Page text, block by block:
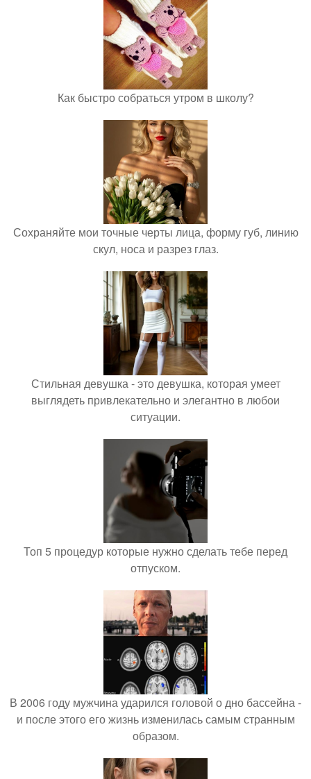
Как быстро собраться утром в школу?
Сохраняйте мои точные черты лица, форму губ, линию
скул, носа и разрез глаз.
Стильная девушка - это девушка, которая умеет
выглядеть привлекательно и элегантно в любои
ситуации.
Топ 5 процедур которые нужно сделать тебе перед
отпуском.
В 2006 году мужчина ударился головой о дно бассейна -
и после этого его жизнь изменилась самым странным
образом.